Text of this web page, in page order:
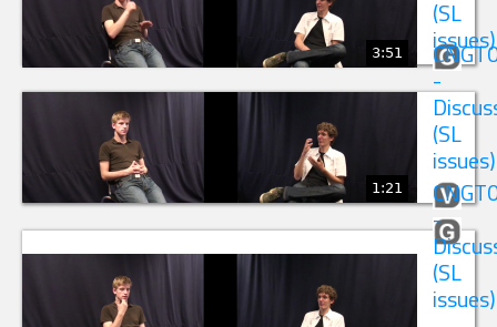
(SL
issues)
3:51
-
(SL
issues)
1:21
-
(SL
issues)